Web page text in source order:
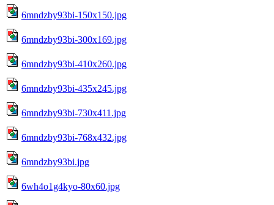
6mndzby93bi-150x150.jpg
6mndzby93bi-300x169.jpg
6mndzby93bi-410x260.jpg
6mndzby93bi-435x245.jpg
6mndzby93bi-730x411.jpg
6mndzby93bi-768x432.jpg
6mndzby93bi.jpg
6wh4o1g4kyo-80x60.jpg